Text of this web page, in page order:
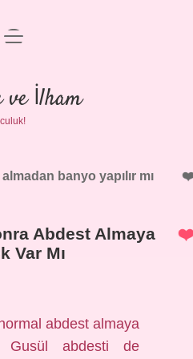
Politikası
Uyarı
menüyü
ve İlham
banyo yapılır mı
Abdest Almaya
Var Mı
abdest almaya
Gusül abdesti de